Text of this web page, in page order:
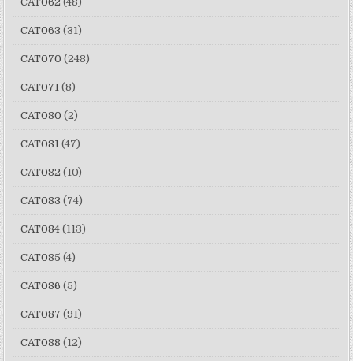
CAT063 (31)
CAT070 (248)
CAT071 (8)
CAT080 (2)
CAT081 (47)
CAT082 (10)
CAT083 (74)
CAT084 (113)
CAT085 (4)
CAT086 (5)
CAT087 (91)
CAT088 (12)